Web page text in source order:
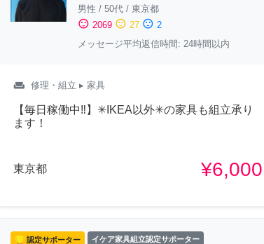
男性 / 50代 / 東京都
sentiment_satisfied 2069 sentiment_neutral 27 sentiment_dissatisfied 2
メッセージ平均返信時間: 24時間以内
weekend 修理・組立 ▸ 家具
【毎日稼働中‼︎】✳︎IKEA以外✳︎の家具も組立承り
ます！
東京都 ¥6,000
認定サポーター イケア家具組立認定サポーター